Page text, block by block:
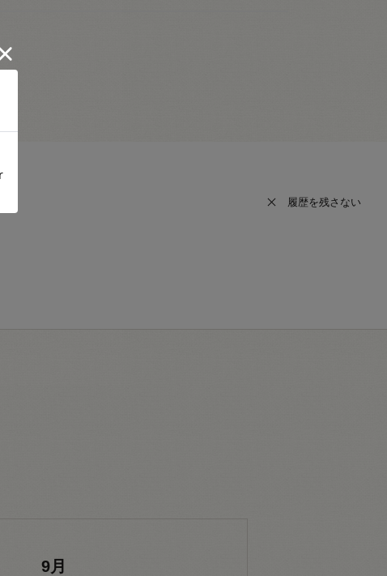
履歴を残さない
9月